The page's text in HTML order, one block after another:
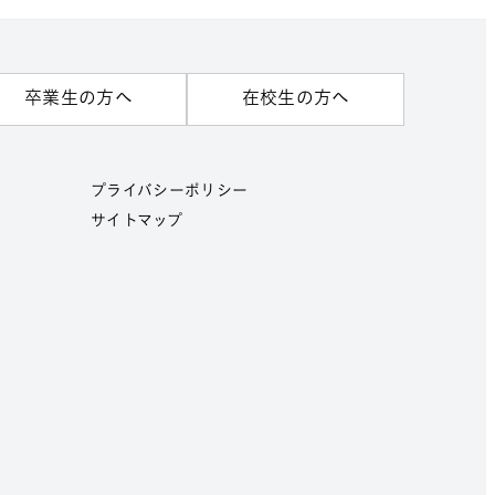
卒業生の方へ 在校生の方へ
プライバシーポリシー
サイトマップ